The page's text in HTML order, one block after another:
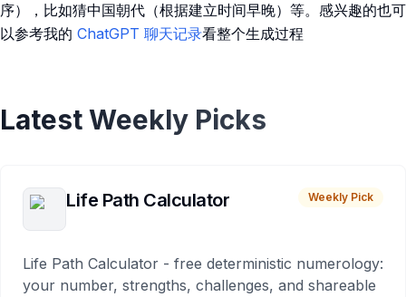
序），比如猜中国朝代（根据建立时间早晚）等。感兴趣的也可
以参考我的 ChatGPT 聊天记录看整个生成过程
Latest Weekly Picks
Life Path Calculator Weekly Pick
Life Path Calculator - free deterministic numerology:
your number, strengths, challenges, and shareable